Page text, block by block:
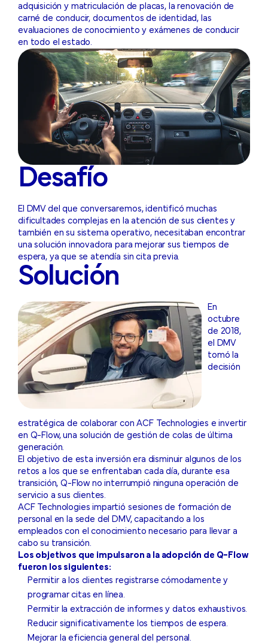
adquisición y matriculación de placas, la renovación de
carné de conducir, documentos de identidad, las
evaluaciones de conocimiento y exámenes de conducir
en todo el estado.
Desafío
El DMV del que conversaremos, identificó muchas
dificultades complejas en la atención de sus clientes y
también en su sistema operativo, necesitaban encontrar
una solución innovadora para mejorar sus tiempos de
espera, ya que se atendía sin cita previa.
Solución
En
octubre
de 2018,
el DMV
tomó la
decisión
estratégica de colaborar con ACF Technologies e invertir
en Q-Flow, una solución de gestión de colas de última
generación.
El objetivo de esta inversión era disminuir algunos de los
retos a los que se enfrentaban cada día, durante esa
transición, Q-Flow no interrumpió ninguna operación de
servicio a sus clientes.
ACF Technologies impartió sesiones de formación de
personal en la sede del DMV, capacitando a los
empleados con el conocimiento necesario para llevar a
cabo su transición.
Los objetivos que impulsaron a la adopción de Q-Flow
fueron los siguientes:
Permitir a los clientes registrarse cómodamente y
programar citas en línea.
Permitir la extracción de informes y datos exhaustivos.
Reducir significativamente los tiempos de espera.
Mejorar la eficiencia general del personal.